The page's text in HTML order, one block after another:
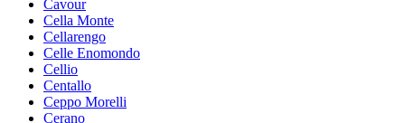
Cavour
Cella Monte
Cellarengo
Celle Enomondo
Cellio
Centallo
Ceppo Morelli
Cerano